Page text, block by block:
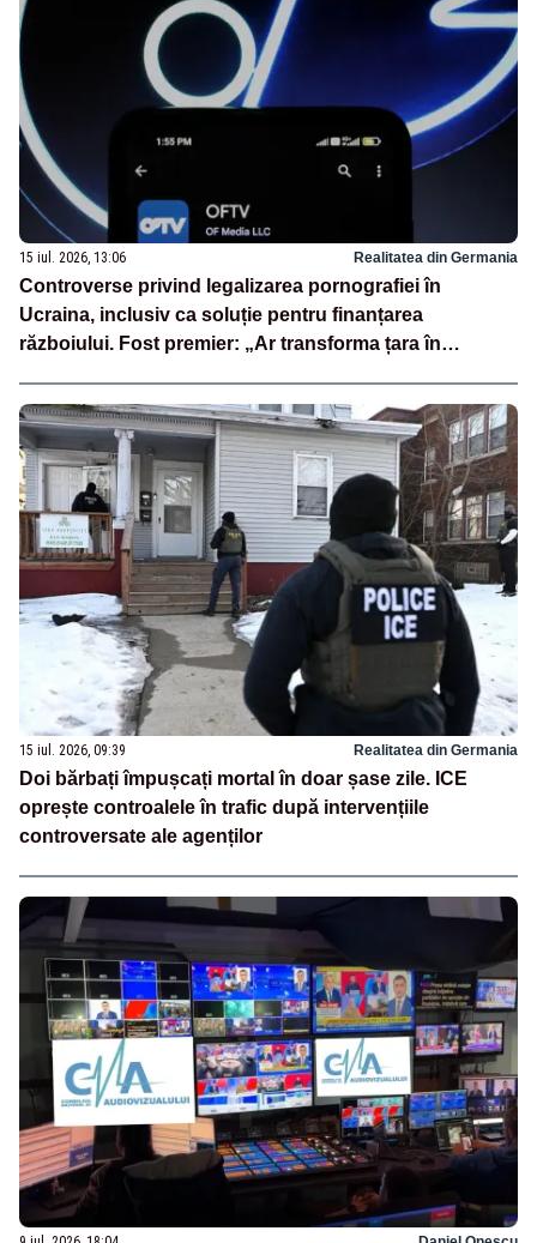
15 iul. 2026, 13:06 Realitatea din Germania
Controverse privind legalizarea pornografiei în
Ucraina, inclusiv ca soluție pentru finanțarea
războiului. Fost premier: „Ar transforma țara în
15 iul. 2026, 09:39 Realitatea din Germania
Doi bărbați împușcați mortal în doar șase zile. ICE
oprește controalele în trafic după intervențiile
controversate ale agenților